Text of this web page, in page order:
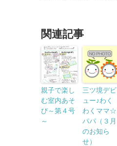
関連記事
親子で楽し
む室内あそ
び～第４号
～
三ツ境デビ
ュー♪わく
わくママ☆
パパ（３月
のお知ら
せ）